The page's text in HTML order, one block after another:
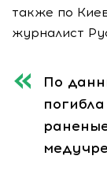
также по
журналист
По